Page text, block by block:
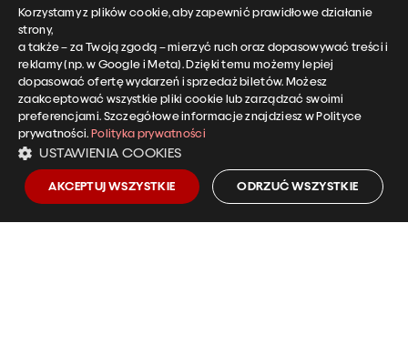
ul. Piastowska 14A
Informacje o biletach i koncertach
tel.:+48 501 958 255
kasa@ncpp.opole.pl
Korzystamy z plików cookie, aby zapewnić prawidłowe działanie
strony,
a także – za Twoją zgodą – mierzyć ruch oraz dopasowywać treści i
reklamy (np. w Google i Meta). Dzięki temu możemy lepiej
dopasować ofertę wydarzeń i sprzedaż biletów. Możesz
zaakceptować wszystkie pliki cookie lub zarządzać swoimi
preferencjami. Szczegółowe informacje znajdziesz w Polityce
prywatności. Polityka prywatności
USTAWIENIA COOKIES
AKCEPTUJ WSZYSTKIE ODRZUĆ WSZYSTKIE